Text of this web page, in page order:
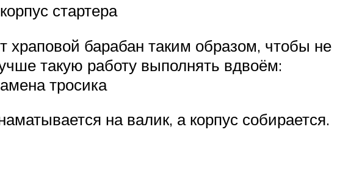
стартера
барабан таким образом, чтобы не
такую работу выполнять вдвоём:
тросика
на валик, а корпус собирается.